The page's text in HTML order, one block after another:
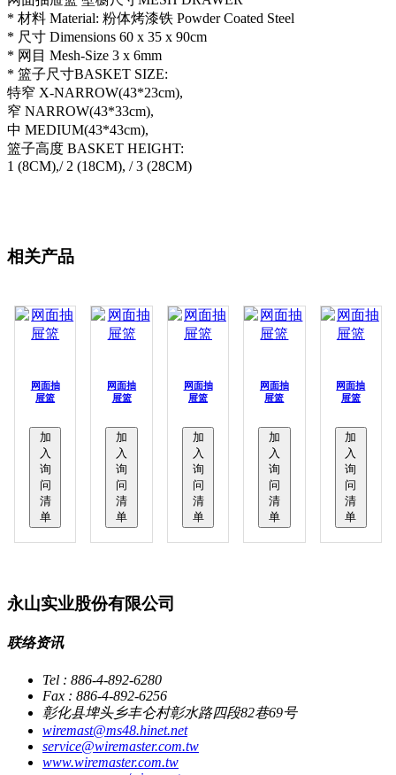
* 材料 Material: 粉体烤漆铁 Powder Coated Steel
* 尺寸 Dimensions 60 x 35 x 90cm
* 网目 Mesh-Size 3 x 6mm
* 篮子尺寸BASKET SIZE:
特窄 X-NARROW(43*23cm),
窄 NARROW(43*33cm),
中 MEDIUM(43*43cm),
篮子高度 BASKET HEIGHT:
1 (8CM),/ 2 (18CM), / 3 (28CM)
相关产品
网面抽
屉篮
加
入
询
问
清
单
网面抽
屉篮
加
入
询
问
清
单
网面抽
屉篮
加
入
询
问
清
单
网面抽
屉篮
加
入
询
问
清
单
网面抽
屉篮
加
入
询
问
清
单
永山实业股份有限公司
联络资讯
Tel : 886-4-892-6280
Fax : 886-4-892-6256
彰化县埤头乡丰仑村彰水路四段82巷69号
wiremast@ms48.hinet.net
service@wiremaster.com.tw
www.wiremaster.com.tw